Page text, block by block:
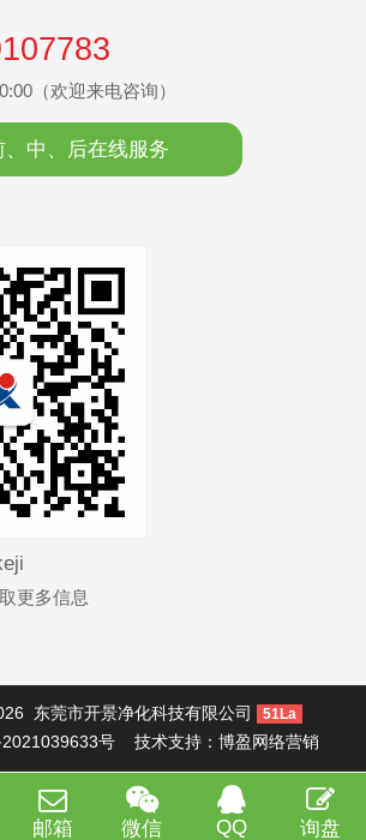
（欢迎来电咨询）
、中、后在线服务
更多信息
东莞市开景净化科技有限公司 51La
2021039633号 技术支持：博盈网络营销
邮箱 微信 QQ 询盘